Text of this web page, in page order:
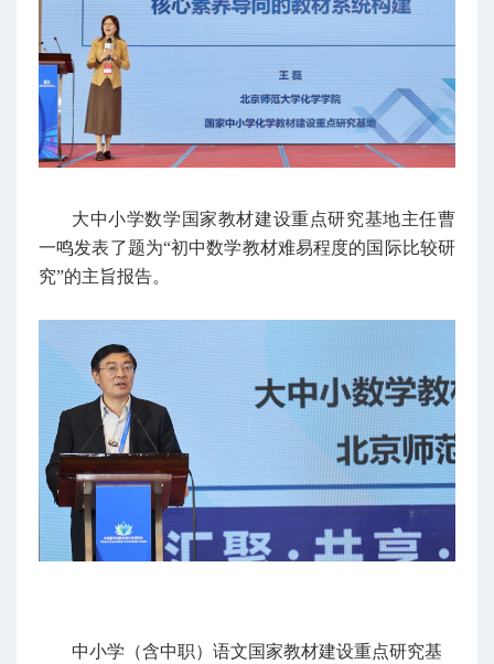
大中小学数学国家教材建设重点研究基地主任曹
一鸣发表了题为“初中数学教材难易程度的国际比较研
究”的主旨报告。
中小学（含中职）语文国家教材建设重点研究基